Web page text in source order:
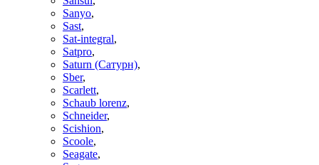
Sanyo,
Sast,
Sat-integral,
Satpro,
Saturn (Сатурн),
Sber,
Scarlett,
Schaub lorenz,
Schneider,
Scishion,
Scoole,
Seagate,